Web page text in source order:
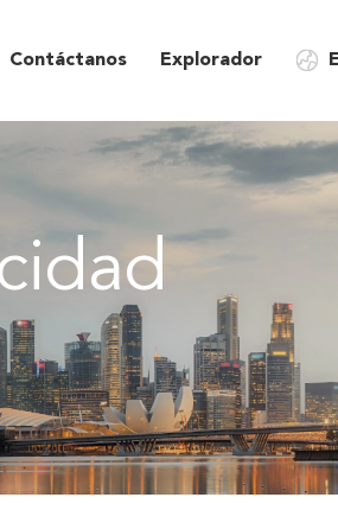
Contáctanos Explorador